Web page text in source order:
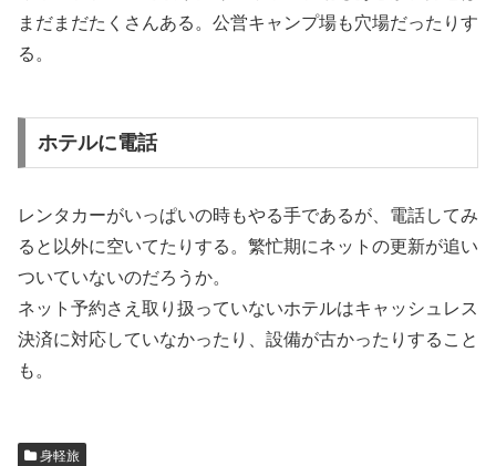
まだまだたくさんある。公営キャンプ場も穴場だったりす
る。
ホテルに電話
レンタカーがいっぱいの時もやる手であるが、電話してみ
ると以外に空いてたりする。繁忙期にネットの更新が追い
ついていないのだろうか。
ネット予約さえ取り扱っていないホテルはキャッシュレス
決済に対応していなかったり、設備が古かったりすること
も。
身軽旅